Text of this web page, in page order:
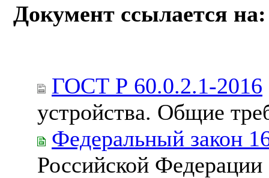
Документ ссылается на:
ГОСТ Р 60.0.2.1-2016
устройства. Общие
Федеральный закон
Российской Федерации